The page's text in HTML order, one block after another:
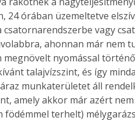
24 órában üzemeltetve
csatornarendszerbe vagy
ahonnan már nem
nyomással
talajvízszint, és így
munkaterületet áll
amely akkor már azért
födémmel terhelt)